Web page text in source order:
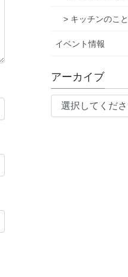
> キッチンのこと
イベント情報
アーカイブ